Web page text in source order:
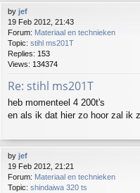
by jef
19 Feb 2012, 21:43
Forum: Materiaal en technieken
Topic: stihl ms201T
Replies: 153
Views: 134374
Re: stihl ms201T
heb momenteel 4 200t's
en als ik dat hier zo hoor zal ik
by jef
19 Feb 2012, 21:21
Forum: Materiaal en technieken
Topic: shindaiwa 320 ts